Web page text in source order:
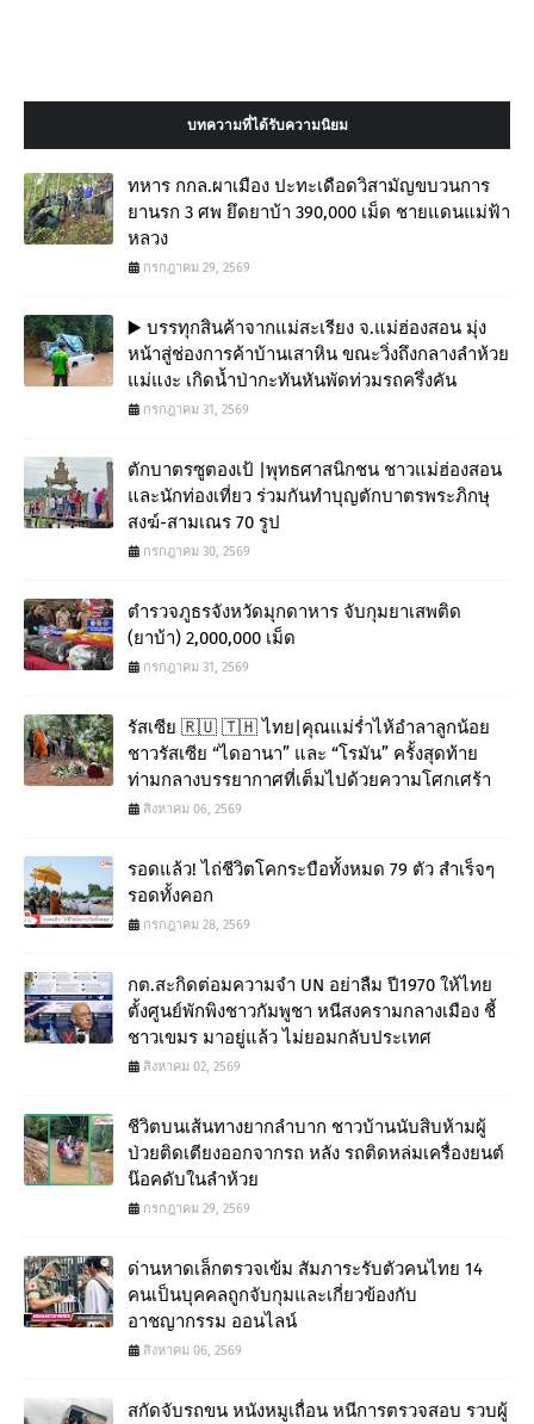
บทความที่ได้รับความนิยม
ทหาร กกล.ผาเมือง ปะทะเดือดวิสามัญขบวนการ
ยานรก 3 ศพ ยึดยาบ้า 390,000 เม็ด ชายแดนแม่ฟ้า
หลวง
กรกฎาคม 29, 2569
▶️ บรรทุกสินค้าจากแม่สะเรียง จ.แม่ฮ่องสอน มุ่ง
หน้าสู่ช่องการค้าบ้านเสาหิน ขณะวิ่งถึงกลางลำห้วย
แม่แงะ เกิดน้ำป่ากะทันหันพัดท่วมรถครึ่งคัน
กรกฎาคม 31, 2569
ตักบาตรซูตองเป้ |พุทธศาสนิกชน ชาวแม่ฮ่องสอน
และนักท่องเที่ยว ร่วมกันทำบุญตักบาตรพระภิกษุ
สงฆ์-สามเณร 70 รูป
กรกฎาคม 30, 2569
ตำรวจภูธรจังหวัดมุกดาหาร จับกุมยาเสพติด
(ยาบ้า) 2,000,000 เม็ด
กรกฎาคม 31, 2569
รัสเซีย 🇷🇺 🇹🇭 ไทย|คุณแม่ร่ำไห้อำลาลูกน้อย
ชาวรัสเซีย “ไดอานา” และ “โรมัน” ครั้งสุดท้าย
ท่ามกลางบรรยากาศที่เต็มไปด้วยความโศกเศร้า
สิงหาคม 06, 2569
รอดแล้ว! ไถ่ชีวิตโคกระบือทั้งหมด 79 ตัว สำเร็จๆ
รอดทั้งคอก
กรกฎาคม 28, 2569
กต.สะกิดต่อมความจำ UN อย่าลืม ปี1970 ให้ไทย
ตั้งศูนย์พักพิงชาวกัมพูชา หนีสงครามกลางเมือง ชี้
ชาวเขมร มาอยู่แล้ว ไม่ยอมกลับประเทศ
สิงหาคม 02, 2569
ชีวิตบนเส้นทางยากลำบาก ชาวบ้านนับสิบห้ามผู้
ป่วยติดเตียงออกจากรถ หลัง รถติดหล่มเครื่องยนต์
น๊อคดับในลำห้วย
กรกฎาคม 29, 2569
ด่านหาดเล็กตรวจเข้ม สัมภาระรับตัวคนไทย 14
คนเป็นบุคคลถูกจับกุมและเกี่ยวข้องกับ
อาชญากรรม ออนไลน์
สิงหาคม 06, 2569
สกัดจับรถขน หนังหมูเถื่อน หนีการตรวจสอบ รวบผู้